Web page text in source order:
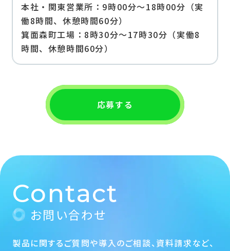
本社・関東営業所：9時00分～18時00分（実
働8時間、休憩時間60分）
箕面森町工場：8時30分～17時30分（実働8
時間、休憩時間60分）
応募する
Contact
お問い合わせ
製品に関するご質問や導入のご相談、資料請求など、